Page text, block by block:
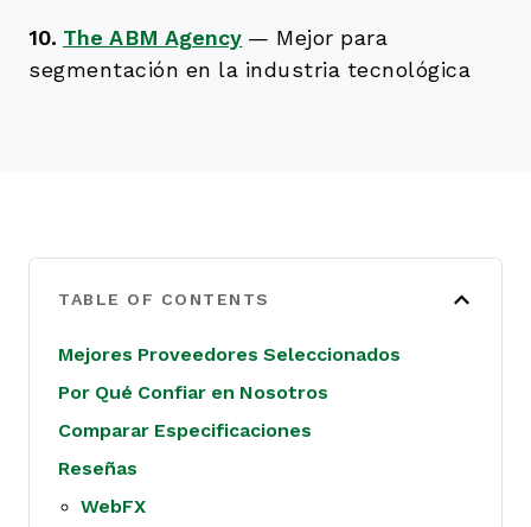
10. The ABM Agency — Mejor para
segmentación en la industria tecnológica
TABLE OF CONTENTS
Mejores Proveedores Seleccionados
Por Qué Confiar en Nosotros
Comparar Especificaciones
Reseñas
WebFX